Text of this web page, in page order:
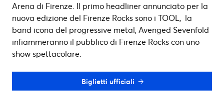
Arena di Firenze. Il primo headliner annunciato per la
nuova edizione del Firenze Rocks sono i TOOL, la
band icona del progressive metal, Avenged Sevenfold
infiammeranno il pubblico di Firenze Rocks con uno
show spettacolare.
Biglietti ufficiali